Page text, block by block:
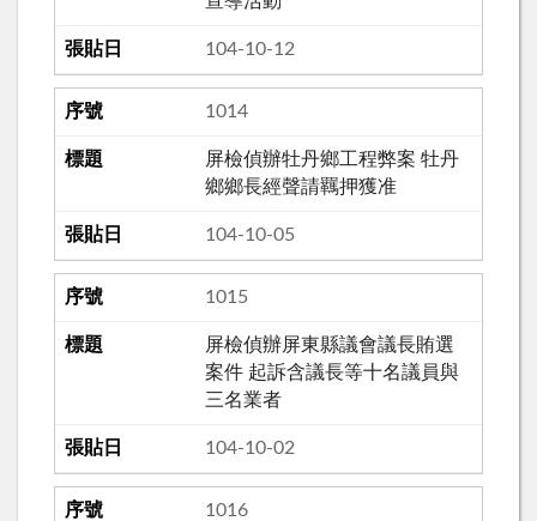
104-10-12
1014
屏檢偵辦牡丹鄉工程弊案 牡丹
鄉鄉長經聲請羈押獲准
104-10-05
1015
屏檢偵辦屏東縣議會議長賄選
案件 起訴含議長等十名議員與
三名業者
104-10-02
1016